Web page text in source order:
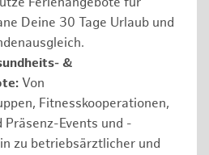
Deine 30 Tage Urlaub und
&
Von
Fitnesskooperationen,
Präsenz-Events und -
zu betriebsärztlicher und